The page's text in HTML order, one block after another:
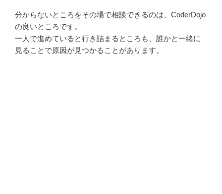
分からないところをその場で相談できるのは、CoderDojo
の良いところです。
一人で進めていると行き詰まるところも、誰かと一緒に
見ることで原因が見つかることがあります。